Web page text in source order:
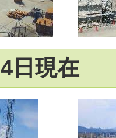
日現在